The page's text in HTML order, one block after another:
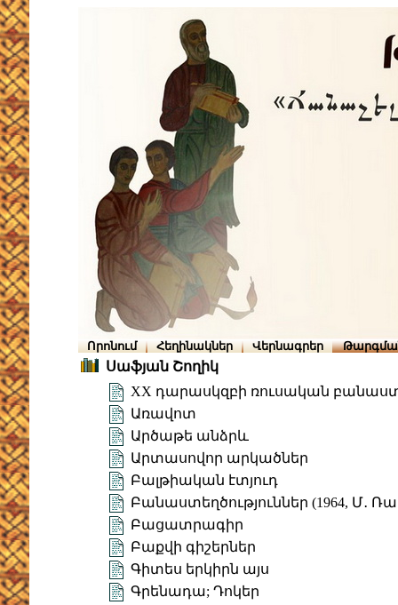
Որոնում Հեղինակներ Վերնագրեր
Սաֆյան Շողիկ
XX դարասկզբի ռուսական
Առավոտ
Արծաթե անձրև
Արտասովոր արկածներ
Բալթիական էտյուդ
Բանաստեղծություններ (1964, Մ․
Բացատրագիր
Բաքվի գիշերներ
Գիտես երկիրն այս
Գրենադա; Դոկեր